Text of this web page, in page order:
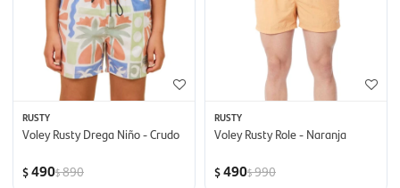
RUSTY
Voley Rusty Drega Niño - Crudo
$490$890
RUSTY
Voley Rusty Role - Naranja
$490$990